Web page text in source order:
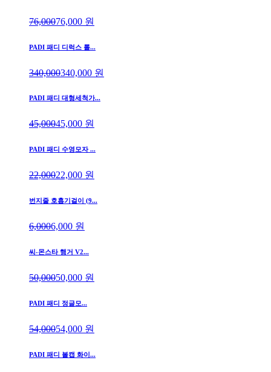
76,00076,000 원
PADI 패디 디럭스 롤...
340,000340,000 원
PADI 패디 대형세척가...
45,00045,000 원
PADI 패디 수영모자 ...
22,00022,000 원
번지줄 호흡기걸이 (9...
6,0006,000 원
씨-몬스타 행거 V2...
50,00050,000 원
PADI 패디 정글모...
54,00054,000 원
PADI 패디 볼캡 화이...